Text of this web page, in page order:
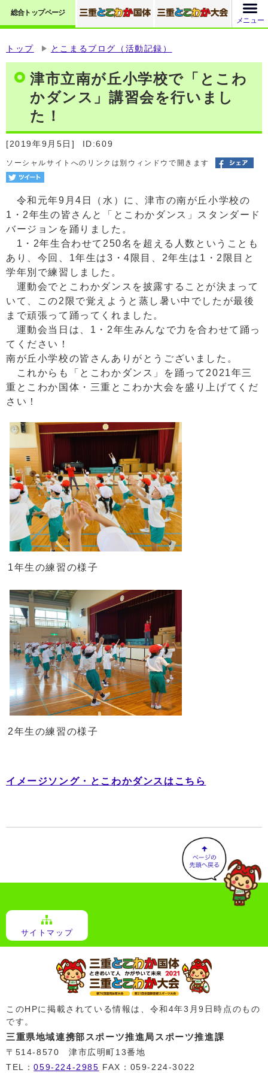
総合トップページ
メニュー
トップ とこまるブログ（活動記録）
津市立南が丘小学校で「とこわ
かダンス」講習会を行いまし
た！
[2019年9月5日] ID:609
ソーシャルサイトへのリンクは別ウィンドウで開きます
令和元年9月4日（水）に、津市の南が丘小学校の
1・2年生の皆さんと「とこわかダンス」スタンダード
バージョンを踊りました。
1・2年生合わせて250名を超える人数ということも
あり、今回、1年生は3・4限目、2年生は1・2限目と
学年別で練習しました。
運動会でとこわかダンスを披露することが決まって
いて、この2限で覚えようと蒸し暑い中でしたが最後
まで頑張って踊ってくれました。
運動会当日は、1・2年生みんなで力を合わせて踊っ
てください！
南が丘小学校の皆さんありがとうございました。
これからも「とこわかダンス」を踊って2021年三
重とこわか国体・三重とこわか大会を盛り上げてくだ
さい！
1年生の練習の様子
2年生の練習の様子
イメージソング・とこわかダンスはこちら
サイトマップ
このHPに掲載されている情報は、令和4年3月9日時点のもの
です。
三重県地域連携部スポーツ推進局スポーツ推進課
〒514-8570 津市広明町13番地
TEL：059-224-2985 FAX：059-224-3022